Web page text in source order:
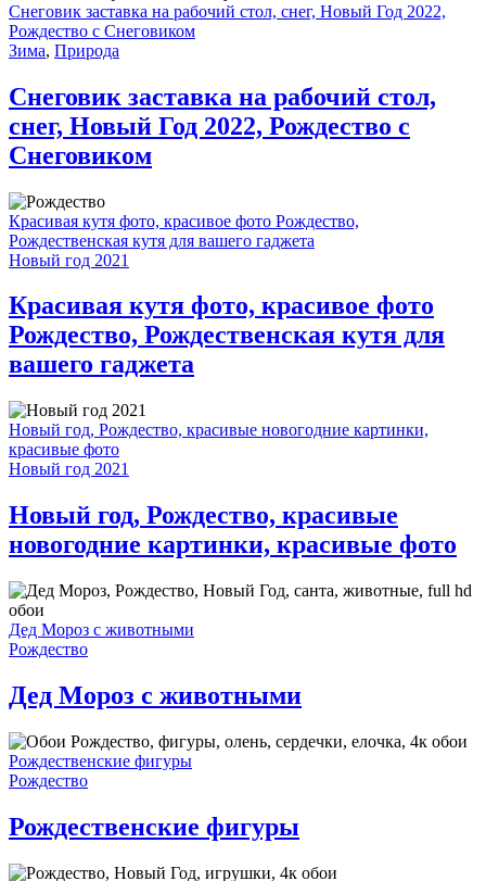
Снеговик заставка на рабочий стол, снег, Новый Год 2022,
Рождество с Снеговиком
Зима, Природа
Снеговик заставка на рабочий стол,
снег, Новый Год 2022, Рождество с
Снеговиком
Красивая кутя фото, красивое фото Рождество,
Рождественская кутя для вашего гаджета
Новый год 2021
Красивая кутя фото, красивое фото
Рождество, Рождественская кутя для
вашего гаджета
Новый год, Рождество, красивые новогодние картинки,
красивые фото
Новый год 2021
Новый год, Рождество, красивые
новогодние картинки, красивые фото
Дед Мороз с животными
Рождество
Дед Мороз с животными
Рождественские фигуры
Рождество
Рождественские фигуры